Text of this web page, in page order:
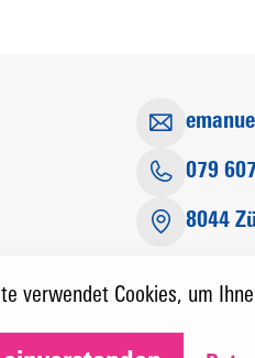
079
8044
verwendet Cookies, um